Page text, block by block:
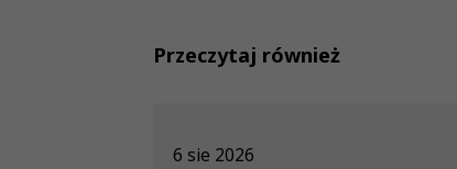
Przeczytaj również
6 sie 2026